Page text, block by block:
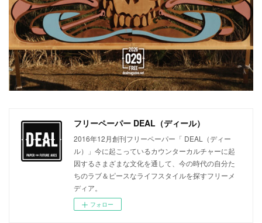
フリーペーパー DEAL（ディール）
2016年12月創刊フリーペーパー「 DEAL（ディー
ル）」今に起こっているカウンターカルチャーに起
因するさまざまな文化を通して、今の時代の自分た
ちのラブ＆ピースなライフスタイルを探すフリーメ
ディア。
フォロー